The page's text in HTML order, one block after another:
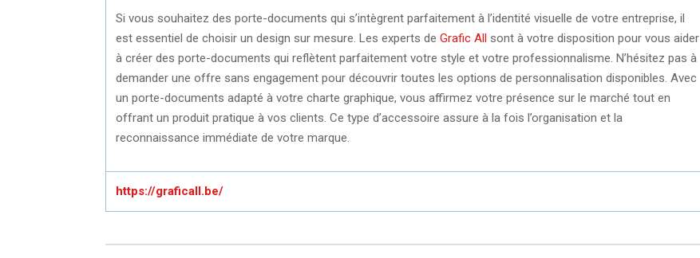
Si vous souhaitez des porte-documents qui s’intègrent parfaitement à l’identité visuelle de votre entreprise, il
est essentiel de choisir un design sur mesure. Les experts de Grafic All sont à votre disposition pour vous aider
à créer des porte-documents qui reflètent parfaitement votre style et votre professionnalisme. N’hésitez pas à
demander une offre sans engagement pour découvrir toutes les options de personnalisation disponibles. Avec
un porte-documents adapté à votre charte graphique, vous affirmez votre présence sur le marché tout en
offrant un produit pratique à vos clients. Ce type d’accessoire assure à la fois l’organisation et la
reconnaissance immédiate de votre marque.
https://graficall.be/